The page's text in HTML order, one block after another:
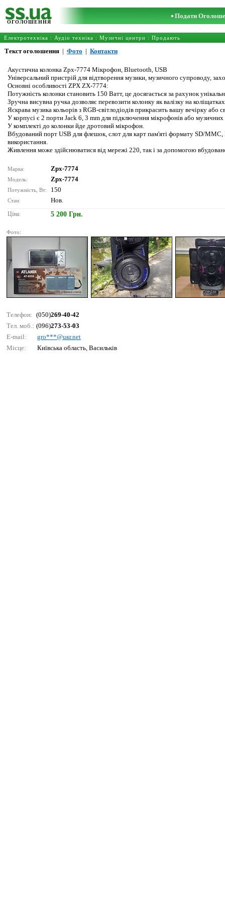
ОГОЛОШЕННЯ
Подати
Електротехніка : Аудіо техніка : Музичні центри : Продають
Текст оголошення | Фото | Контакти
Акустична колонка Zpx-7774 Мікрофон, Bluetooth, USB
Універсальний пристрій для відтворення музики, музичного супроводу,
Основні особливості ZPX ZX-7774:
Потужність колонки становить 150 Ватт, це досягається за рахунок
Зручна висувна ручка дозволяє перевозити колонку як валізку на
Яскрава музика кольорів з RGB-світлодіодів прикрасить вашу вечірку або
У корпусі є 2 порти Jack 6, 3 mm для підключення мікрофонів або музичних
У комплекті до колонки йде дротовий мікрофон.
Вбудований порт USB для флешок, слот для карт пам'яті формату SD/
використання.
Живлення може здійснюватися від мережі 220, так і за допомогою
Марка: Zpx-7774
Модель: Zpx-7774
Потужність, Bт: 150
Стан: Нов.
Ціна: 5 200 Грн.
Фото:
Телефон: (050)269-40-42
Тел. моб.: (096)273-53-03
E-mail:
grо***@uкr.nеt
Місце:
Київська область, Васильків